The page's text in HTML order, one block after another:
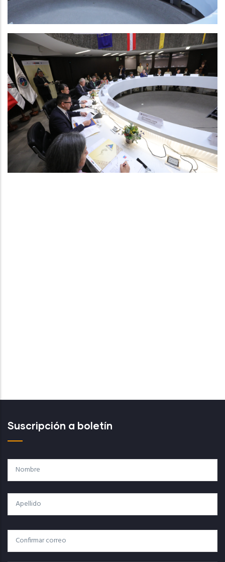
Suscripción a boletín
Nombre
Apellido
Correo
Correo Electrónico